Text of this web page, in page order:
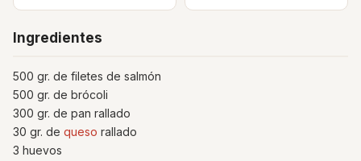
Ingredientes
500 gr. de filetes de salmón
500 gr. de brócoli
300 gr. de pan rallado
30 gr. de queso rallado
3 huevos